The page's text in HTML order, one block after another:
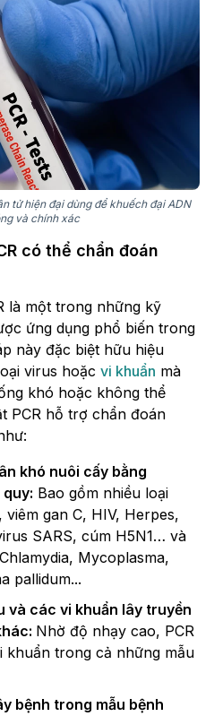
tử hiện đại dùng để khuếch đại ADN
và chính xác
có thể chẩn đoán
là một trong những kỹ
ứng dụng phổ biến trong
này đặc biệt hữu hiệu
virus hoặc vi khuẩn mà
khó hoặc không thể
PCR hỗ trợ chẩn đoán
khó nuôi cấy bằng
Bao gồm nhiều loại
gan C, HIV, Herpes,
SARS, cúm H5N1… và
Mycoplasma,
pallidum...
và các vi khuẩn lây truyền
Nhờ độ nhạy cao, PCR
khuẩn trong cả những mẫu
bệnh trong mẫu bệnh